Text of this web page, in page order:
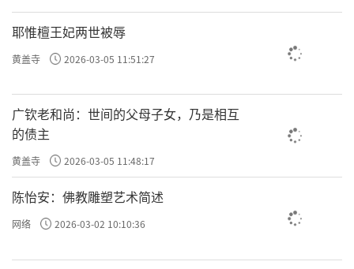
耶惟檀王妃两世被辱
黄盖寺 2026-03-05 11:51:27
广钦老和尚：世间的父母子女，乃是相互
的债主
黄盖寺 2026-03-05 11:48:17
陈怡安：佛教雕塑艺术简述
网络 2026-03-02 10:10:36